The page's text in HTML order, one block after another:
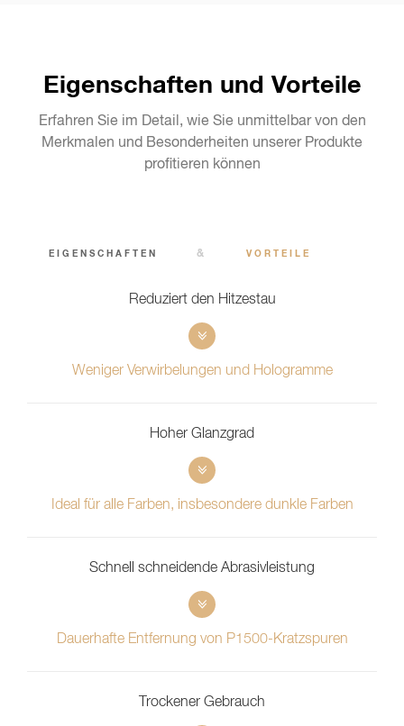
Eigenschaften und Vorteile
Erfahren Sie im Detail, wie Sie unmittelbar von den
Merkmalen und Besonderheiten unserer Produkte
profitieren können
EIGENSCHAFTEN & VORTEILE
Reduziert den Hitzestau
Weniger Verwirbelungen und Hologramme
Hoher Glanzgrad
Ideal für alle Farben, insbesondere dunkle Farben
Schnell schneidende Abrasivleistung
Dauerhafte Entfernung von P1500-Kratzspuren
Trockener Gebrauch